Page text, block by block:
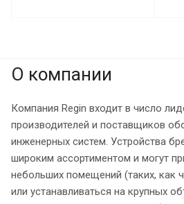
О компании
Компания Regin входит в число
производителей и поставщиков
инженерных систем. Устройства
широким ассортиментом и могут
небольших помещений (таких, как
или устанавливаться на крупных